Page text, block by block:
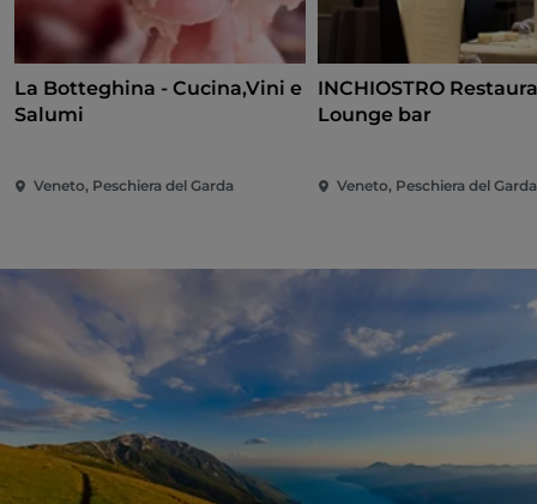
La Botteghina - Cucina,Vini e
Salumi
Veneto, Peschiera del Garda
INCHIOSTRO
Lounge bar
Veneto, Peschiera del Garda